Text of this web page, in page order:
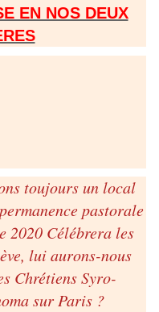
EN NOS DEUX
toujours un local
pastorale
2020 Célébrera les
lui aurons-nous
Chrétiens Syro-
sur Paris ?